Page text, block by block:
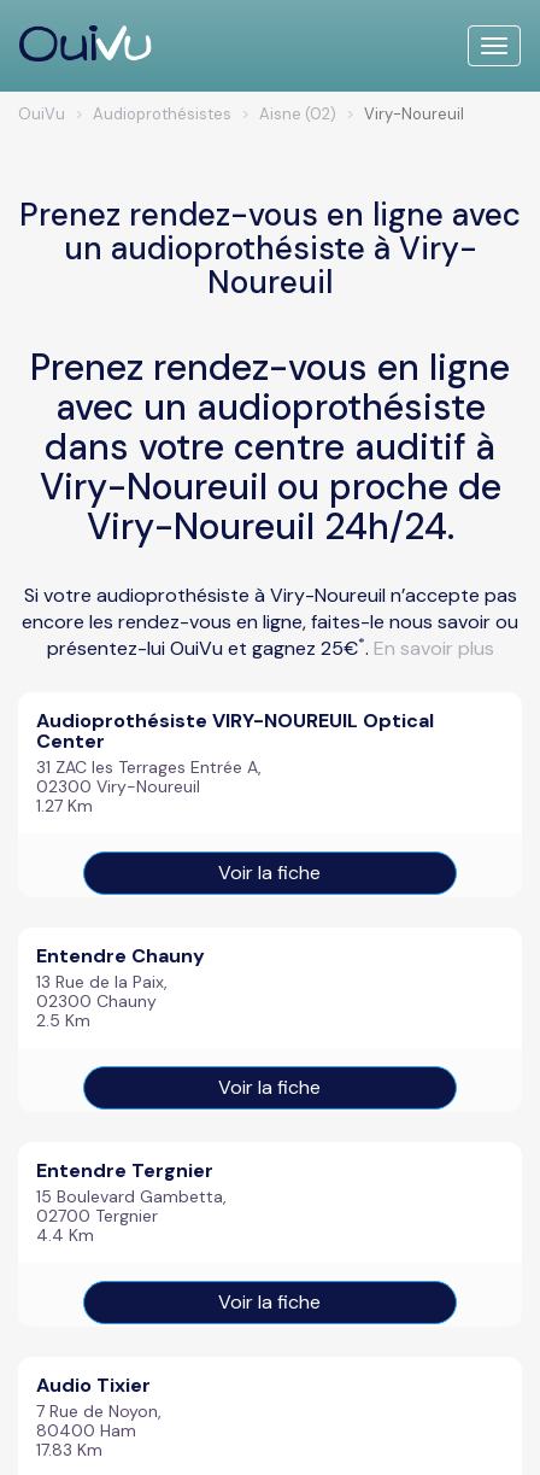
Toggle
OuiVu Audioprothésistes Aisne (02) Viry-Noureuil
Prenez rendez-vous en ligne avec
un audioprothésiste à Viry-
Noureuil
Prenez rendez-vous en ligne
avec un audioprothésiste
dans votre centre auditif à
Viry-Noureuil ou proche de
Viry-Noureuil 24h/24.
Si votre audioprothésiste à Viry-Noureuil n’accepte pas
encore les rendez-vous en ligne, faites-le nous savoir ou
présentez-lui OuiVu et gagnez 25€*. En savoir plus
Audioprothésiste VIRY-NOUREUIL Optical
Center
31 ZAC les Terrages Entrée A,
02300 Viry-Noureuil
1.27 Km
Voir la fiche
Entendre Chauny
13 Rue de la Paix,
02300 Chauny
2.5 Km
Voir la fiche
Entendre Tergnier
15 Boulevard Gambetta,
02700 Tergnier
4.4 Km
Voir la fiche
Audio Tixier
7 Rue de Noyon,
80400 Ham
17.83 Km